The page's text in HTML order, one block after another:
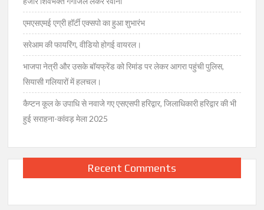
इन
राज्यों
की
तैयारी
एमएसएमई एग्री हॉर्टी एक्सपो का हुआ शुभारंभ
सरेआम की फायरिंग, वीडियो होगई वायरल।
भाजपा नेत्री और उसके बॉयफ्रेंड को रिमांड पर लेकर आगरा पहुंची पुलिस,
सियासी गलियारों में हलचल।
कैप्टन कूल के उपाधि से नवाजे गए एसएसपी हरिद्वार, जिलाधिकारी हरिद्वार की भी
हुई सराहना-कांवड़ मेला 2025
Recent Comments